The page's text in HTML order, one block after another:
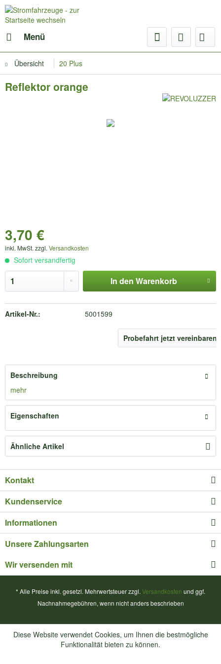
Menü
Übersicht 20 Plus
Reflektor orange
3,70 €
inkl. MwSt. zzgl. Versandkosten
Sofort versandfertig
In den Warenkorb
Artikel-Nr.: 5001599
Probefahrt jetzt vereinbaren
Beschreibung
mehr
Eigenschaften
Ähnliche Artikel
Kontakt
Kundenservice
Informationen
Unsere Zahlungsarten
Wir versenden mit
* Alle Preise inkl. gesetzl. Mehrwertsteuer zzgl. Versandkosten und ggf.
Nachnahmegebühren, wenn nicht anders beschrieben
Diese Website verwendet Cookies, um Ihnen die bestmögliche
Funktionalität bieten zu können.